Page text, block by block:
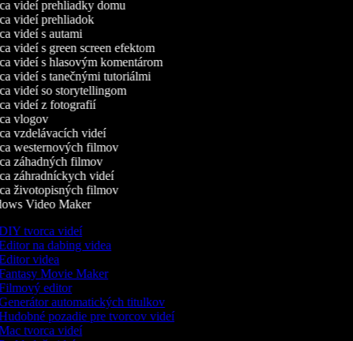
videí prehliadky domu
videí prehliadok
videí s autami
videí s green screen efektom
videí s hlasovým komentárom
videí s tanečnými tutoriálmi
videí so storytellingom
videí z fotografií
vlogov
vzdelávacích videí
westernových filmov
záhadných filmov
záhradníckych videí
životopisných filmov
Video Maker
tvorca videí
na dabing videa
videa
Movie Maker
editor
automatických titulkov
pozadie pre tvorcov videí
tvorca videí